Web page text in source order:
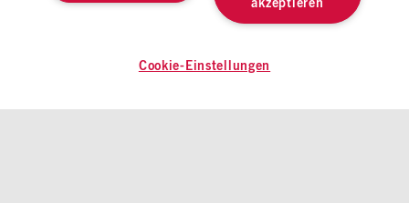
DATENSCHUTZ COOKIE-EINSTELLUNGEN
akzeptieren
Cookie-Einstellungen